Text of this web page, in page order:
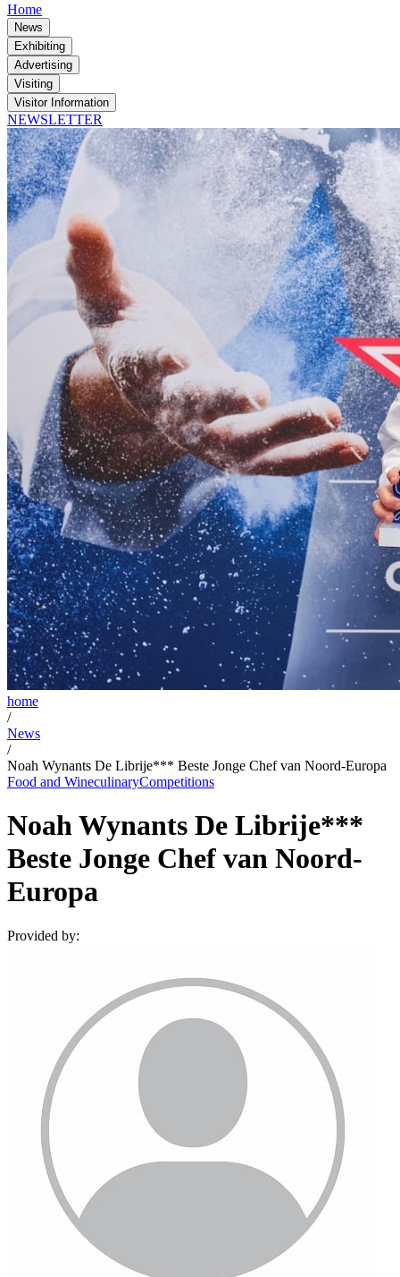
Home
News
Exhibiting
Advertising
Visiting
Visitor Information
NEWSLETTER
home
/
News
/
Noah Wynants De Librije*** Beste Jonge Chef van Noord-Europa
Food and WineculinaryCompetitions
Noah Wynants De Librije***
Beste Jonge Chef van Noord-
Europa
Provided by: